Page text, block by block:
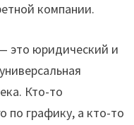
компании.
это юридический и
Кто-то
по графику, а кто-то